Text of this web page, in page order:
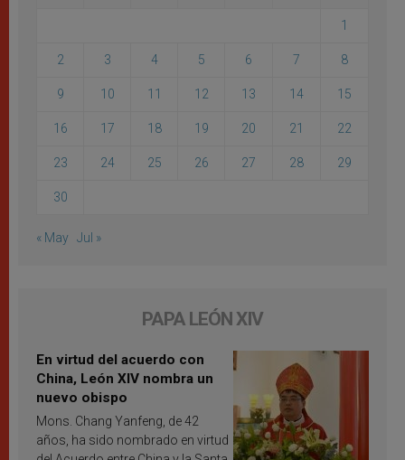
1
2 3 4 5 6 7 8
9 10 11 12 13 14 15
16 17 18 19 20 21 22
23 24 25 26 27 28 29
30
« May Jul »
PAPA LEÓN XIV
En virtud del acuerdo con
China, León XIV nombra un
nuevo obispo
Mons. Chang Yanfeng, de 42
años, ha sido nombrado en virtud